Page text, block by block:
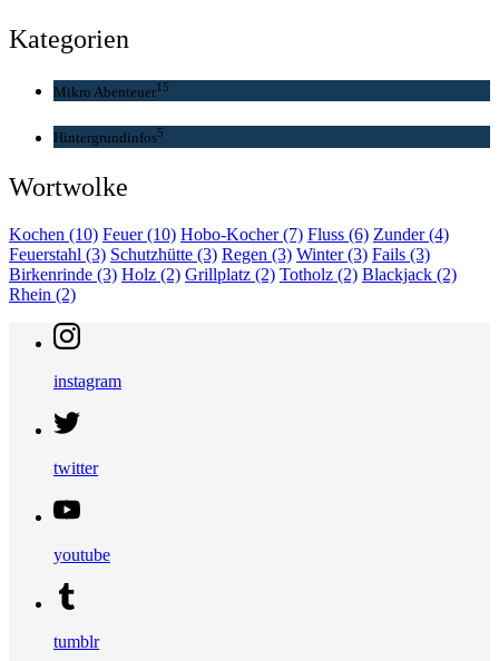
Kategorien
Mikro Abenteuer15
Hintergrundinfos5
Wortwolke
Kochen (10) Feuer(10) Hobo-Kocher(7) Fluss (6) Zunder(4)
Feuerstahl (3) Schutzhütte (3) Regen (3) Winter(3) Fails (3)
Birkenrinde (3) Holz (2) Grillplatz (2) Totholz (2) Blackjack (2)
Rhein (2)
instagram
twitter
youtube
tumblr